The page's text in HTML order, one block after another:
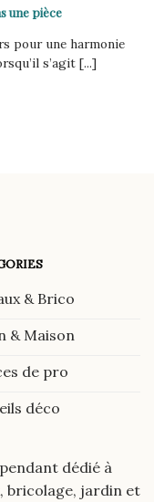
une pièce
pour une harmonie
s’agit [...]
& Brico
& Maison
de pro
déco
dédié à
bricolage, jardin et